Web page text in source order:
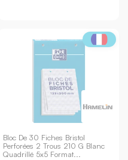
Bloc De 30 Fiches Bristol
Perforées 2 Trous 210 G Blanc
Quadrillé 5x5 Format...